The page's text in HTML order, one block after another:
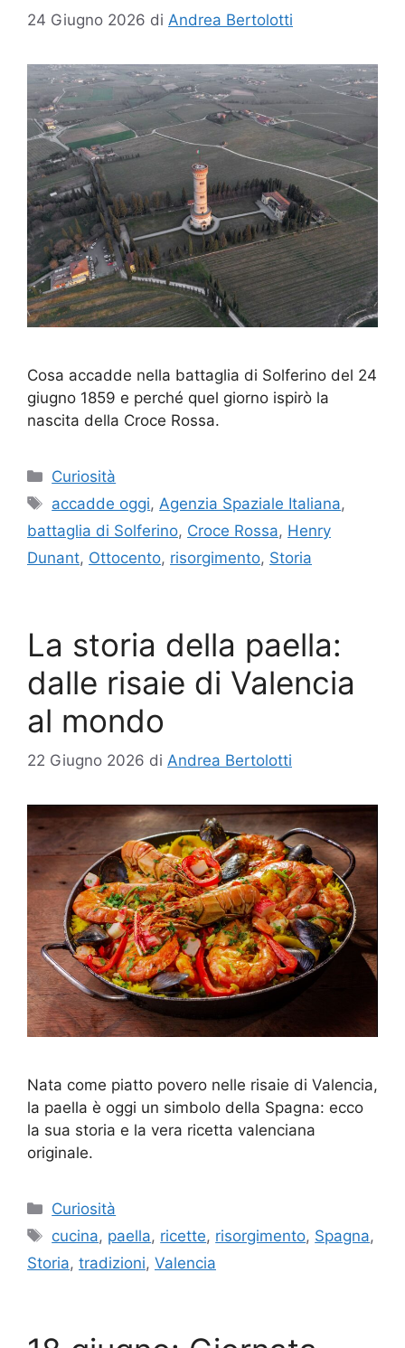
24 Giugno 2026 di Andrea Bertolotti
Cosa accadde nella battaglia di Solferino del 24
giugno 1859 e perché quel giorno ispirò la
nascita della Croce Rossa.
Categorie
Curiosità
Tag
accadde oggi, Agenzia Spaziale Italiana,
battaglia di Solferino, Croce Rossa, Henry
Dunant, Ottocento, risorgimento, Storia
La storia della paella:
dalle risaie di Valencia
al mondo
22 Giugno 2026 di Andrea Bertolotti
Nata come piatto povero nelle risaie di Valencia,
la paella è oggi un simbolo della Spagna: ecco
la sua storia e la vera ricetta valenciana
originale.
Categorie
Curiosità
Tag
cucina, paella, ricette, risorgimento, Spagna,
Storia, tradizioni, Valencia